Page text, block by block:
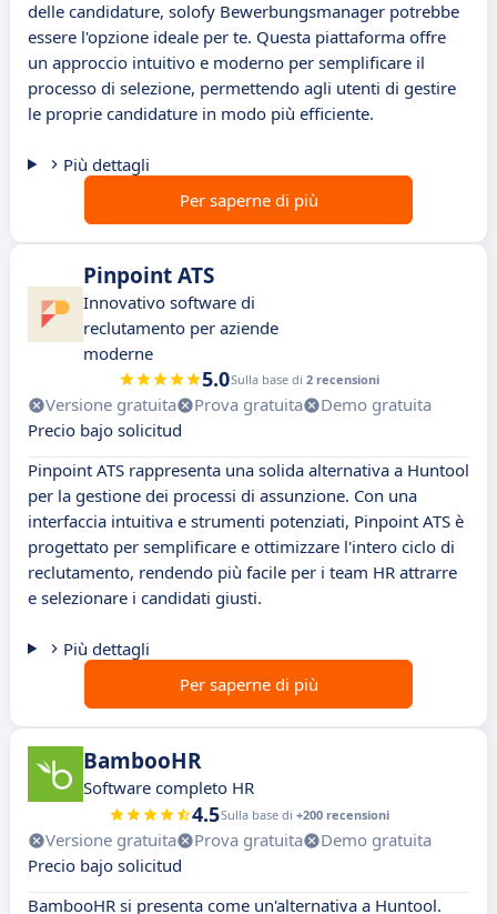
delle candidature, solofy Bewerbungsmanager potrebbe
essere l'opzione ideale per te. Questa piattaforma offre
un approccio intuitivo e moderno per semplificare il
processo di selezione, permettendo agli utenti di gestire
le proprie candidature in modo più efficiente.
Più dettagli
Per saperne di più
Pinpoint ATS
Innovativo software di
reclutamento per aziende
moderne
5.0Sulla base di 2 recensioni
Versione gratuita Prova gratuita
Demo gratuita
Precio bajo solicitud
Pinpoint ATS rappresenta una solida alternativa a Huntool
per la gestione dei processi di assunzione. Con una
interfaccia intuitiva e strumenti potenziati, Pinpoint ATS è
progettato per semplificare e ottimizzare l'intero ciclo di
reclutamento, rendendo più facile per i team HR attrarre
e selezionare i candidati giusti.
Più dettagli
Per saperne di più
BambooHR
Software completo HR
4.5Sulla base di +200 recensioni
Versione gratuita Prova gratuita
Demo gratuita
Precio bajo solicitud
BambooHR si presenta come un'alternativa a Huntool.